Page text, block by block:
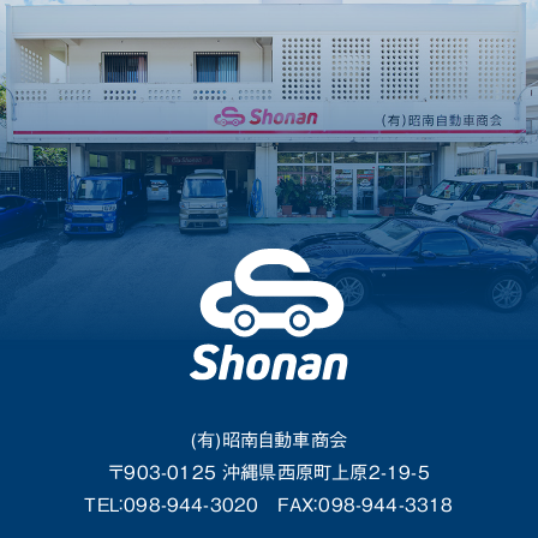
(有)昭南自動車商会
〒903-0125 沖縄県西原町上原2-19-5
TEL：098-944-3020
FAX：098-944-3318